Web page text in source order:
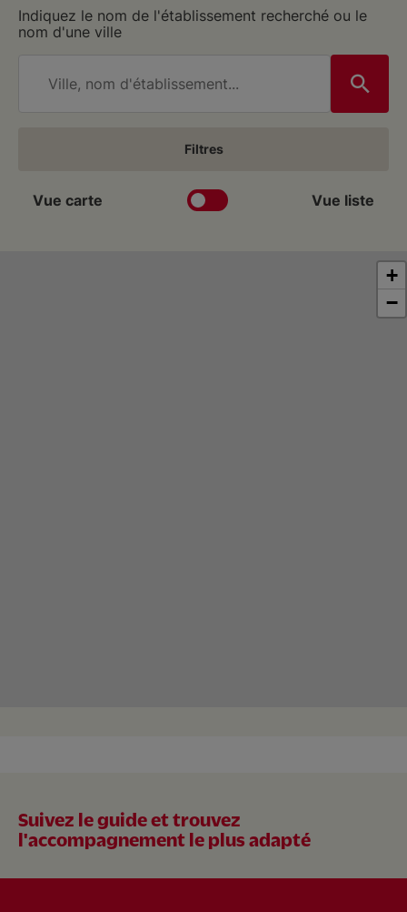
Indiquez le nom de l'établissement recherché ou le
nom d'une ville
Filtres
Vue carte Vue liste
+
−
Suivez le guide et trouvez
l'accompagnement le plus adapté